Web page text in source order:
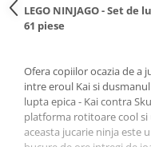
Casute de papusi si
Cuburi si caramizi
jucarie
Figurine
Frumusete, bijuterii si
fetite
LEGO NINJAGO - Set
61 piese
Ofera copiilor ocazia de a
intre eroul Kai si
lupta epica - Kai contra
platforma rotitoare cool
aceasta jucarie ninja este